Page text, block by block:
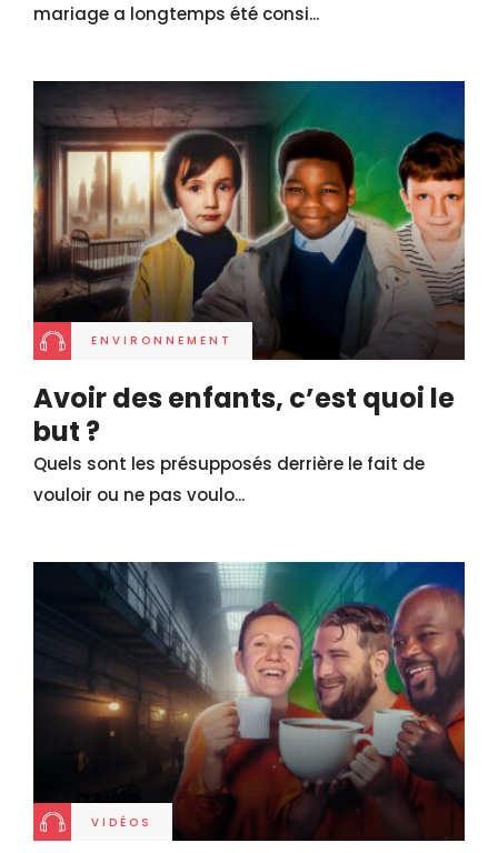
mariage a longtemps été consi...
ENVIRONNEMENT
Avoir des enfants, c’est quoi le
but ?
Quels sont les présupposés derrière le fait de
vouloir ou ne pas voulo...
VIDÉOS